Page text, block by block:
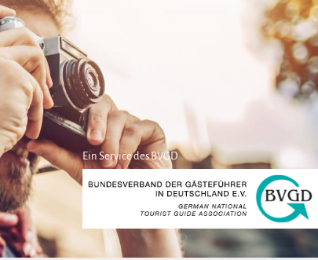
Ein Service des BVGD